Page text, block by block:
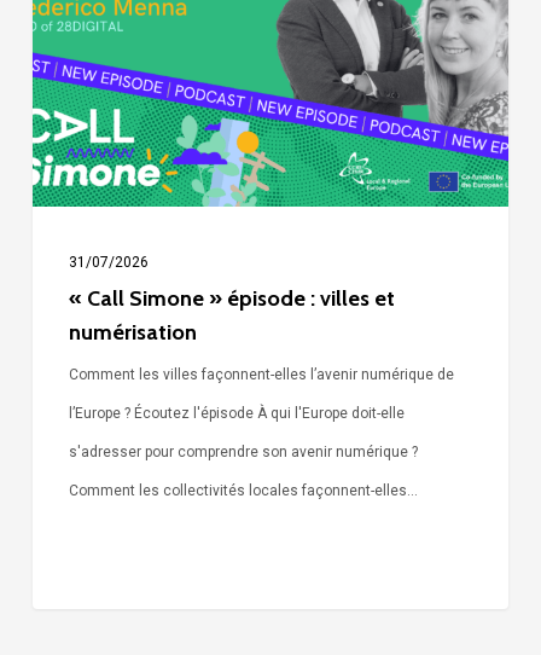
:
villes
et
numérisation
31/07/2026
« Call Simone » épisode : villes et
numérisation
Comment les villes façonnent-elles l’avenir numérique de
l’Europe ? Écoutez l'épisode À qui l'Europe doit-elle
s'adresser pour comprendre son avenir numérique ?
Comment les collectivités locales façonnent-elles…